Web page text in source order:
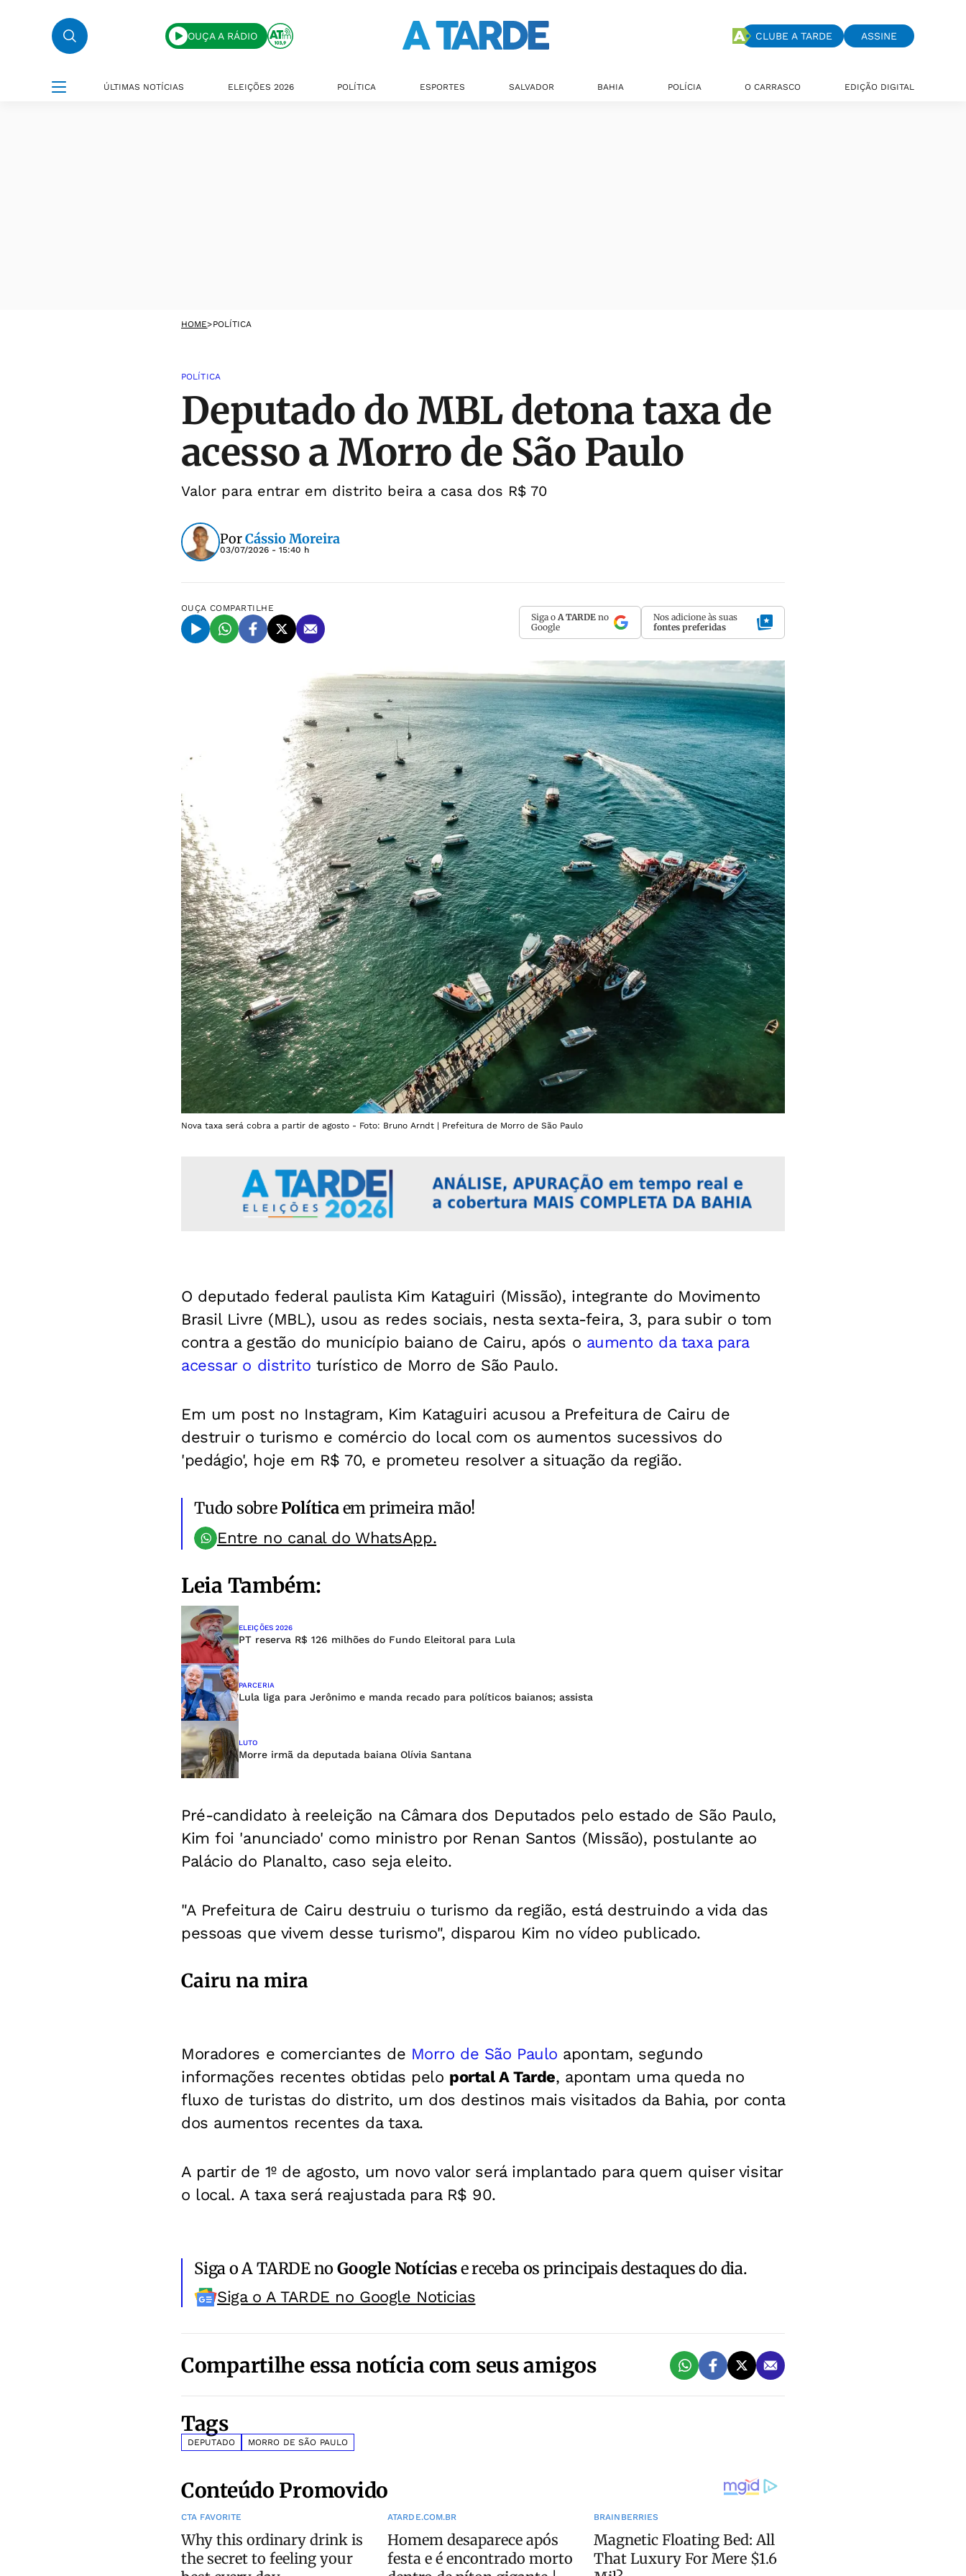
OUÇA A RÁDIO CLUBE A TARDE ASSINE
ÚLTIMAS NOTÍCIAS ELEIÇÕES 2026 POLÍTICA ESPORTES SALVADOR BAHIA POLÍCIA O CARRASCO EDIÇÃO DIGITAL
HOME>POLÍTICA
POLÍTICA
Deputado do MBL detona taxa de
acesso a Morro de São Paulo
Valor para entrar em distrito beira a casa dos R$ 70
PorCássio Moreira
03/07/2026 - 15:40 h
OUÇA COMPARTILHE
Siga o A TARDE no
Google
Nos adicione às suas
fontes preferidas
Nova taxa será cobra a partir de agosto - Foto: Bruno Arndt | Prefeitura de Morro de São Paulo
O deputado federal paulista Kim Kataguiri (Missão), integrante do Movimento
Brasil Livre (MBL), usou as redes sociais, nesta sexta-feira, 3, para subir o tom
contra a gestão do município baiano de Cairu, após o aumento da taxa para
acessar o distrito turístico de Morro de São Paulo.
Em um post no Instagram, Kim Kataguiri acusou a Prefeitura de Cairu de
destruir o turismo e comércio do local com os aumentos sucessivos do
'pedágio', hoje em R$ 70, e prometeu resolver a situação da região.
Tudo sobrePolíticaem primeira mão!
Entre no canal do WhatsApp.
Leia Também:
ELEIÇÕES 2026
PT reserva R$ 126 milhões do Fundo Eleitoral para Lula
PARCERIA
Lula liga para Jerônimo e manda recado para políticos baianos; assista
LUTO
Morre irmã da deputada baiana Olívia Santana
Pré-candidato à reeleição na Câmara dos Deputados pelo estado de São Paulo,
Kim foi 'anunciado' como ministro por Renan Santos (Missão), postulante ao
Palácio do Planalto, caso seja eleito.
"A Prefeitura de Cairu destruiu o turismo da região, está destruindo a vida das
pessoas que vivem desse turismo", disparou Kim no vídeo publicado.
Cairu na mira
Moradores e comerciantes de Morro de São Paulo apontam, segundo
informações recentes obtidas pelo portal A Tarde, apontam uma queda no
fluxo de turistas do distrito, um dos destinos mais visitados da Bahia, por conta
dos aumentos recentes da taxa.
A partir de 1º de agosto, um novo valor será implantado para quem quiser visitar
o local. A taxa será reajustada para R$ 90.
Siga o A TARDE noGoogle Notíciase receba os principais destaques do dia.
Siga o A TARDE no Google Noticias
Compartilhe essa notícia com seus amigos
Tags
DEPUTADO MORRO DE SÃO PAULO